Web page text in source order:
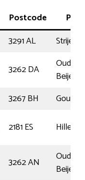
Postcode
3291 AL
Strijen
3262 DA
Oud-
3267 BH
2181 ES
3262 AN
Oud-